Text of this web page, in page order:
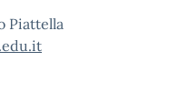
Piattella